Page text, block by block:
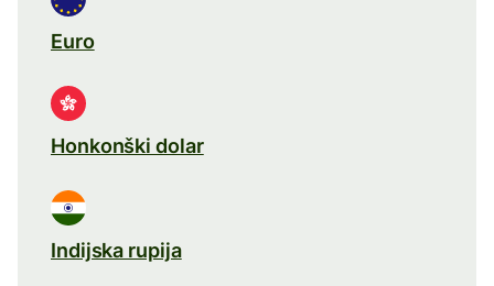
Euro
Honkonški dolar
Indijska rupija